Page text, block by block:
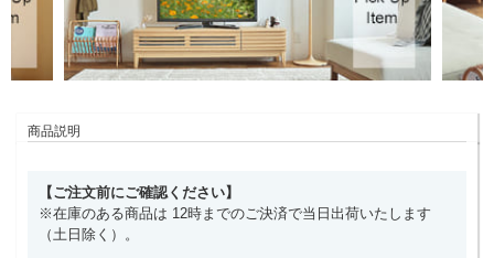
商品説明
【ご注文前にご確認ください】
※在庫のある商品は 12時までのご決済で当日出荷いたします
（土日除く）。